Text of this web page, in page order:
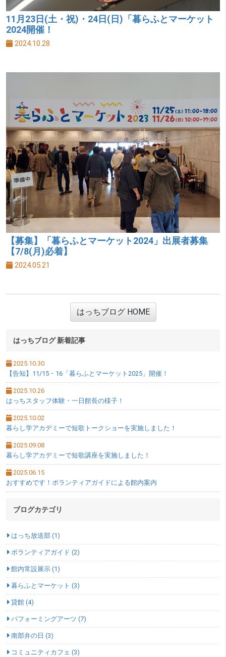
11月23日(土・祝)・24日(日)「暮らふとマーケット
2024開催！
2024.10.28
【募集】「暮らふとマーケット2024」出展者募集
【7/8(月)必着】
2024.05.21
はっちブログ HOME
サブメニュー
はっちブログ 新着記事
2025.10.30
【告知】11/15・16「暮らふとマーケット2025」開催！
2025.10.26
はっちスタッフ体験・一日館長の様子！
2025.10.02
暮らし学アカデミーで短歌トークショーを実施しました！
2025.09.08
暮らし学アカデミーで短歌講座を実施しました！
2025.06.15
おすすめです！ボランティアガイドによる館内案内
ブログカテゴリ
はっち放送部 (1)
ボランティアガイド (2)
館内常設展示 (1)
暮らふとマーケット (3)
貸館 (4)
パフォーミングアーツ (7)
南部弁の日 (3)
コミュニティカフェ (3)